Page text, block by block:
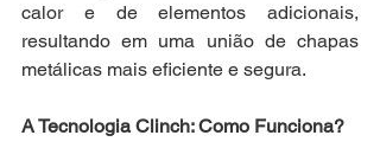
calor e de elementos adicionais,
resultando em uma união de chapas
metálicas mais eficiente e segura.
A Tecnologia Clinch: Como Funciona?